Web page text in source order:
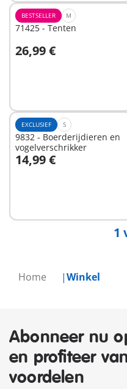
Home Winkel
BESTSELLER M
71425 - Tenten
26,99 €
In winkelwagen
EXCLUSIEF S
9832 - Boerderijdieren en
vogelverschrikker
14,99 €
In winkelwagen
1
Abonneer nu
en profiteer
voordelen